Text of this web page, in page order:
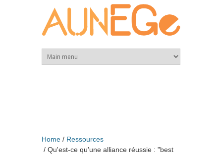
Home
Ressources
Qu'est-ce qu'une alliance réussie : "best